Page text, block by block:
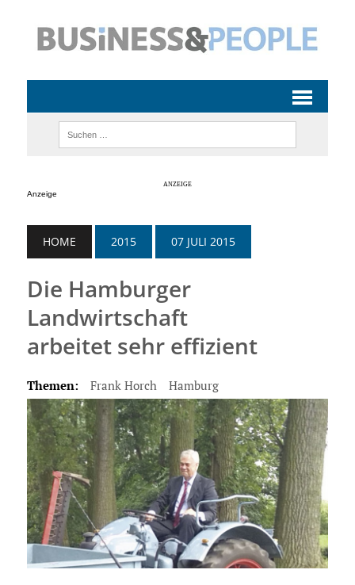
Anzeige
HOME 2015 07 JULI 2015
Die Hamburger
Landwirtschaft
arbeitet sehr effizient
Themen: Frank Horch Hamburg